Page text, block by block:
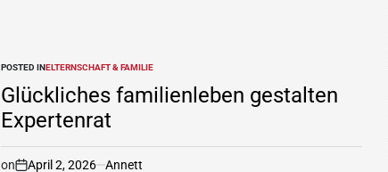
POSTED INELTERNSCHAFT & FAMILIE
Glückliches familienleben gestalten
Expertenrat
on April 2, 2026 Annett